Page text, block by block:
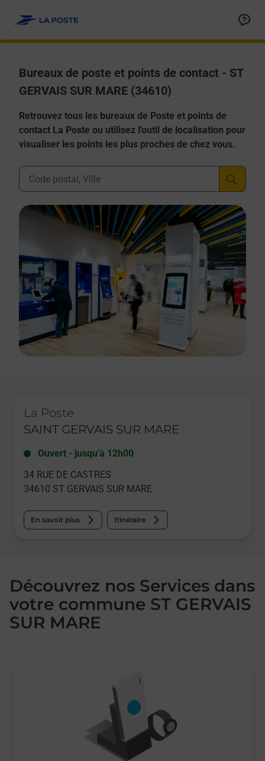
Bureaux de poste et points de contact - ST
GERVAIS SUR MARE (34610)
Retrouvez tous les bureaux de Poste et points de
contact La Poste ou utilisez l'outil de localisation pour
visualiser les points les plus proches de chez vous.
Ville, Département, Code Postal
La Poste
SAINT GERVAIS SUR MARE
Ouvert - jusqu'à 12h00
34 RUE DE CASTRES
34610 ST GERVAIS SUR MARE
En savoir plus Itinéraire
Découvrez nos Services dans
votre commune ST GERVAIS
SUR MARE